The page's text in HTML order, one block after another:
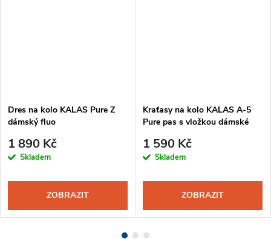
Dres na kolo KALAS Pure Z
dámský fluo
1 890 Kč
Skladem
ZOBRAZIT
Kraťasy na kolo KALAS A-5
Pure pas s vložkou dámské
1 590 Kč
Skladem
ZOBRAZIT